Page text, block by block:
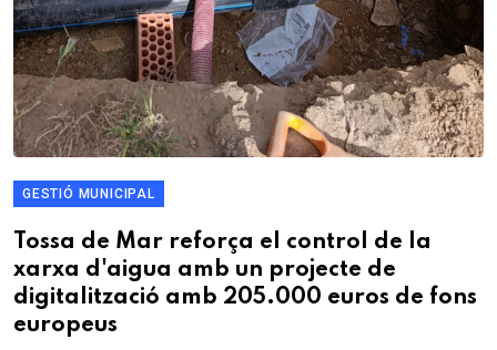
GESTIÓ MUNICIPAL
Tossa de Mar reforça el control de la
xarxa d'aigua amb un projecte de
digitalització amb 205.000 euros de fons
europeus